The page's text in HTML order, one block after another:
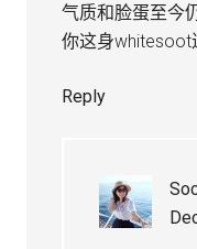
气质和脸蛋至今
你这身whitesoot
Reply